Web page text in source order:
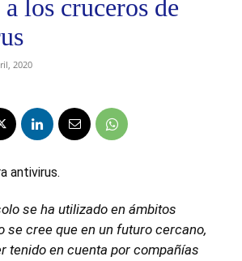
los cruceros de
2020
antivirus.
se ha utilizado en ámbitos
se cree que en un futuro cercano,
tenido en cuenta por compañías